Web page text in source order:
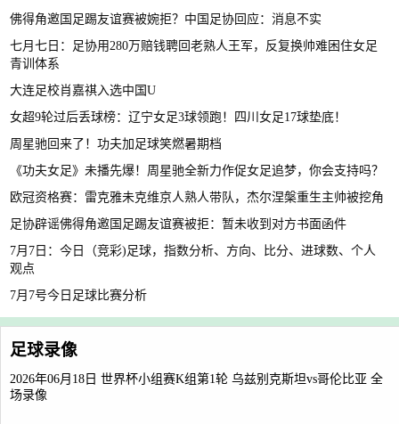
佛得角邀国足踢友谊赛被婉拒？中国足协回应：消息不实
七月七日：足协用280万赔钱聘回老熟人王军，反复换帅难困住女足
青训体系
大连足校肖嘉祺入选中国U
女超9轮过后丢球榜：辽宁女足3球领跑！四川女足17球垫底！
周星驰回来了！功夫加足球笑燃暑期档
《功夫女足》未播先爆！周星驰全新力作促女足追梦，你会支持吗？
欧冠资格赛：雷克雅未克维京人熟人带队，杰尔涅槃重生主帅被挖角
足协辟谣佛得角邀国足踢友谊赛被拒：暂未收到对方书面函件
7月7日：今日（竞彩)足球，指数分析、方向、比分、进球数、个人
观点
7月7号今日足球比赛分析
足球录像
2026年06月18日 世界杯小组赛K组第1轮 乌兹别克斯坦vs哥伦比亚 全
场录像